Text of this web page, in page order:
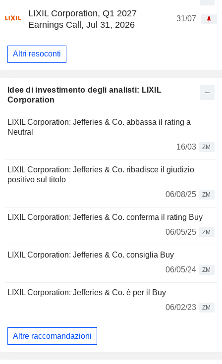
LIXIL Corporation, Q1 2027
Earnings Call, Jul 31, 2026
31/07
Altri resoconti
Idee di investimento degli analisti: LIXIL
Corporation
LIXIL Corporation: Jefferies & Co. abbassa il rating a
Neutral
16/03
ZM
LIXIL Corporation: Jefferies & Co. ribadisce il giudizio
positivo sul titolo
06/08/25
ZM
LIXIL Corporation: Jefferies & Co. conferma il rating Buy
06/05/25
ZM
LIXIL Corporation: Jefferies & Co. consiglia Buy
06/05/24
ZM
LIXIL Corporation: Jefferies & Co. è per il Buy
06/02/23
ZM
Altre raccomandazioni